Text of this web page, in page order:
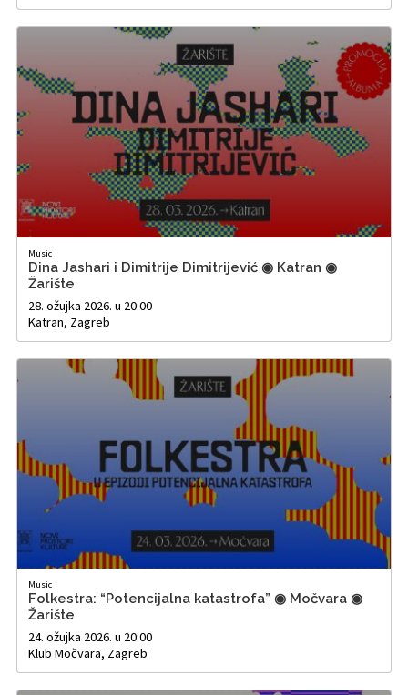
Music
Dina Jashari i Dimitrije Dimitrijević ◉ Katran ◉
Žarište
28. ožujka 2026. u 20:00
Katran, Zagreb
Music
Folkestra: “Potencijalna katastrofa” ◉ Močvara ◉
Žarište
24. ožujka 2026. u 20:00
Klub Močvara, Zagreb